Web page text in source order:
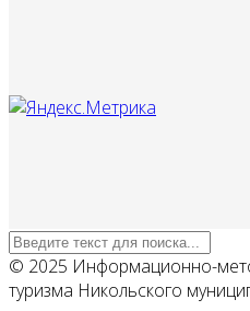
© 2025 Информационно-
туризма Никольского